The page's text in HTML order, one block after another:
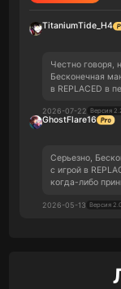
TitaniumTide_H4
Честно говоря,
Бесконечная
в REPLACED в
2026-07-22 Версия
GhostFlare16
Серьезно,
с игрой в
когда-либо
2026-05-13 Версия